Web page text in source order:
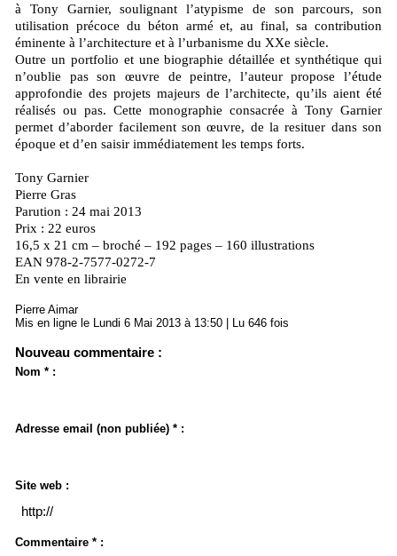
à Tony Garnier, soulignant l’atypisme de son parcours, son
utilisation précoce du béton armé et, au final, sa contribution
éminente à l’architecture et à l’urbanisme du XXe siècle.
Outre un portfolio et une biographie détaillée et synthétique qui
n’oublie pas son œuvre de peintre, l’auteur propose l’étude
approfondie des projets majeurs de l’architecte, qu’ils aient été
réalisés ou pas. Cette monographie consacrée à Tony Garnier
permet d’aborder facilement son œuvre, de la resituer dans son
époque et d’en saisir immédiatement les temps forts.
Tony Garnier
Pierre Gras
Parution : 24 mai 2013
Prix : 22 euros
16,5 x 21 cm – broché – 192 pages – 160 illustrations
EAN 978-2-7577-0272-7
En vente en librairie
Pierre Aimar
Mis en ligne le Lundi 6 Mai 2013 à 13:50 | Lu 646 fois
Nouveau commentaire :
Nom * :
Adresse email (non publiée) * :
Site web :
Commentaire * :